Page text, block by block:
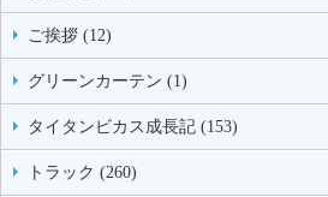
ご挨拶 (12)
グリーンカーテン (1)
タイタンビカス成長記 (153)
トラック (260)